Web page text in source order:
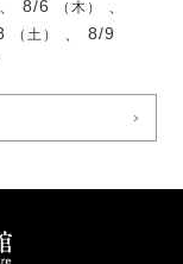
、 8/6 （木）
（土） 、 8/9